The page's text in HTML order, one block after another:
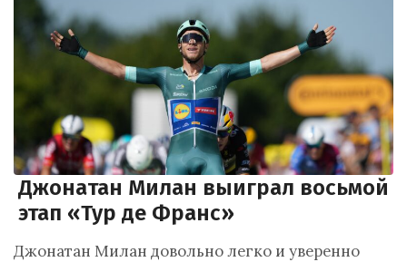
Джонатан Милан выиграл восьмой
этап «Тур де Франс»
Джонатан Милан довольно легко и уверенно